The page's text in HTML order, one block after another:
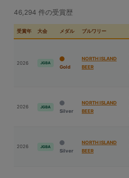
46,294 件の受賞歴
受賞年 大会 メダル ブルワリー
2026 JGBA
Gold
NORTH ISLAND
BEER
2026 JGBA
Silver
NORTH ISLAND
BEER
2026 JGBA
Silver
NORTH ISLAND
BEER